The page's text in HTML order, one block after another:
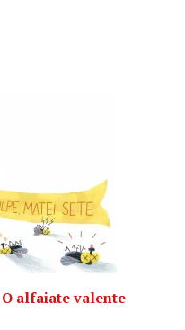
alfaiate valente